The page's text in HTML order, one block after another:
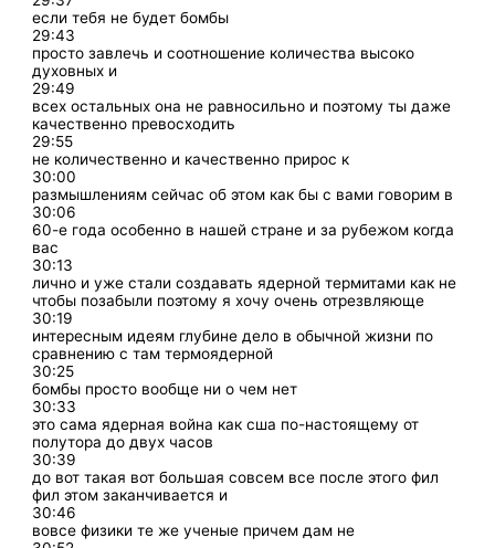
если тебя не будет бомбы
29:43
просто завлечь и соотношение количества высоко
духовных и
29:49
всех остальных она не равносильно и поэтому ты даже
качественно превосходить
29:55
не количественно и качественно прирос к
30:00
размышлениям сейчас об этом как бы с вами говорим в
30:06
60-е года особенно в нашей стране и за рубежом когда
вас
30:13
лично и уже стали создавать ядерной термитами как не
чтобы позабыли поэтому я хочу очень отрезвляюще
30:19
интересным идеям глубине дело в обычной жизни по
сравнению с там термоядерной
30:25
бомбы просто вообще ни о чем нет
30:33
это сама ядерная война как сша по-настоящему от
полутора до двух часов
30:39
до вот такая вот большая совсем все после этого фил
фил этом заканчивается и
30:46
вовсе физики те же ученые причем дам не